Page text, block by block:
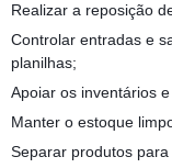
Realizar a reposição
Controlar entradas e
planilhas;
Apoiar os inventários
Manter o estoque
Separar produtos